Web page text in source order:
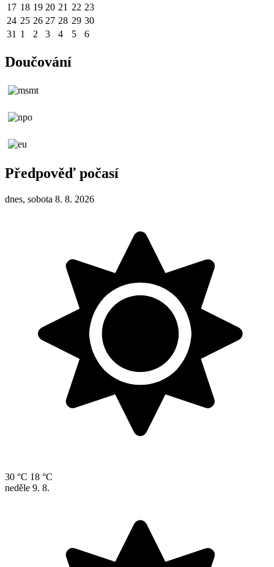
17 18 19 20 21 22 23
24 25 26 27 28 29 30
31 1 2 3 4 5 6
Doučování
Předpověď počasí
dnes, sobota 8. 8. 2026
30 °C 18 °C
neděle 9. 8.